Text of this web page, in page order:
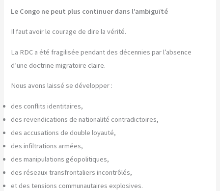
Le Congo ne peut plus continuer dans l’ambiguïté
Il faut avoir le courage de dire la vérité.
La RDC a été fragilisée pendant des décennies par l’absence
d’une doctrine migratoire claire.
Nous avons laissé se développer :
des conflits identitaires,
des revendications de nationalité contradictoires,
des accusations de double loyauté,
des infiltrations armées,
des manipulations géopolitiques,
des réseaux transfrontaliers incontrôlés,
et des tensions communautaires explosives.